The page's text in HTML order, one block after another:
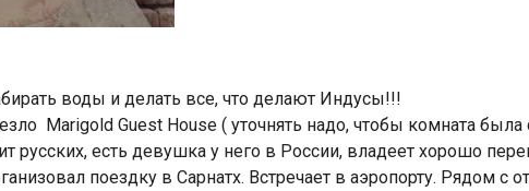
воды и делать все, что делают Индусы!!!
Marigold Guest House ( уточнять надо, чтобы комната
русских, есть девушка у него в России, владеет хорошо
поездку в Сарнатх. Встречает в аэропорту. Рядом